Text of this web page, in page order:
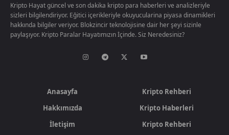
Kripto Hayat güncel ve son dakika kripto para haberleri ve analizleriyle
sizleri bilgilendiriyor. Eğitici içerikleriyle okuyucularina piyasa dinamikleri
hakkında bilgiler veriyor. Blokzincir teknolojisine dair her şeyi sizinle
paylaşıyor. Kripto Paralar Hayatımızın İçinde. Siz Neredesiniz?
Anasayfa
Hakkımızda
İletişim
Kripto Rehberi
Kripto Haberleri
Kripto Rehberi